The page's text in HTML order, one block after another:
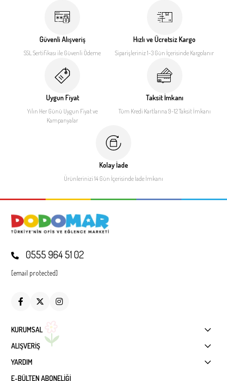
Güvenli Alışveriş
SSL Sertifikası ile Güvenli Ödeme
Hızlı ve Ücretsiz Kargo
Siparişleriniz 1-3 Gün İçerisinde Kargolanır
Uygun Fiyat
Yılın Her Günü Uygun Fiyatve
Kampanyalar
Taksit İmkanı
Tüm Kredi Kartlarına 9-12Taksit İmkanı
Kolay İade
Ürünlerinizi 14 Gün İçerisinde İade İmkanı
0555 964 51 02
[email protected]
KURUMSAL
ALIŞVERİŞ
YARDIM
E-BÜLTEN ABONELİĞİ